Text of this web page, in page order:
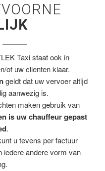
Taxi staat ook in
of uw clienten klaar.
geldt dat uw vervoer altijd
aanwezig is.
maken gebruik van
is uw chauffeur gepast
.
u tevens per factuur
iedere andere vorm van